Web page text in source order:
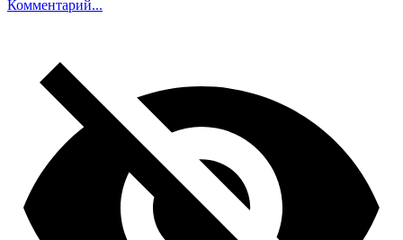
Комментарий...